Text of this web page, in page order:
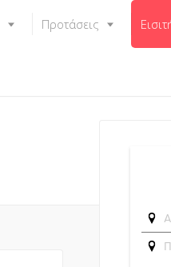
Προτάσεις